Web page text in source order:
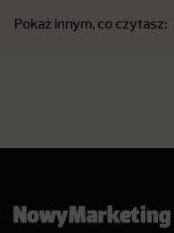
Pokaż innym, co czytasz: